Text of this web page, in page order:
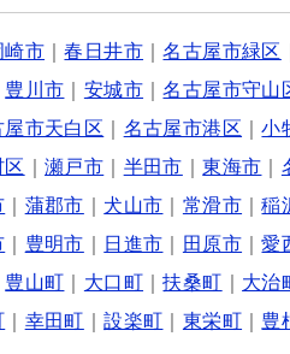
崎市 ｜春日井市 ｜名古屋市緑区
豊川市 安城市 ｜名古屋市守山
屋市天白区 名古屋市港区 ｜小
区 ｜瀬戸市 半田市 ｜東海市
蒲郡市 犬山市 常滑市 ｜稲
豊明市 日進市 田原市 ｜愛
豊山町 大口町 ｜扶桑町 大治
幸田町 ｜設楽町 東栄町 豊